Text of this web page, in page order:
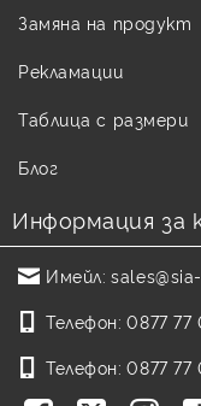
Замяна на продукт
Рекламации
Таблица с размери
Блог
Информация за
Имейл:
Телефон: 0877 77
Телефон: 0877 77